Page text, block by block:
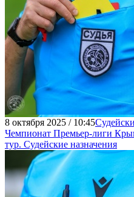
8 октября 2025 / 10:45
Чемпионат Премьер-лиги
тур. Судейские назначения